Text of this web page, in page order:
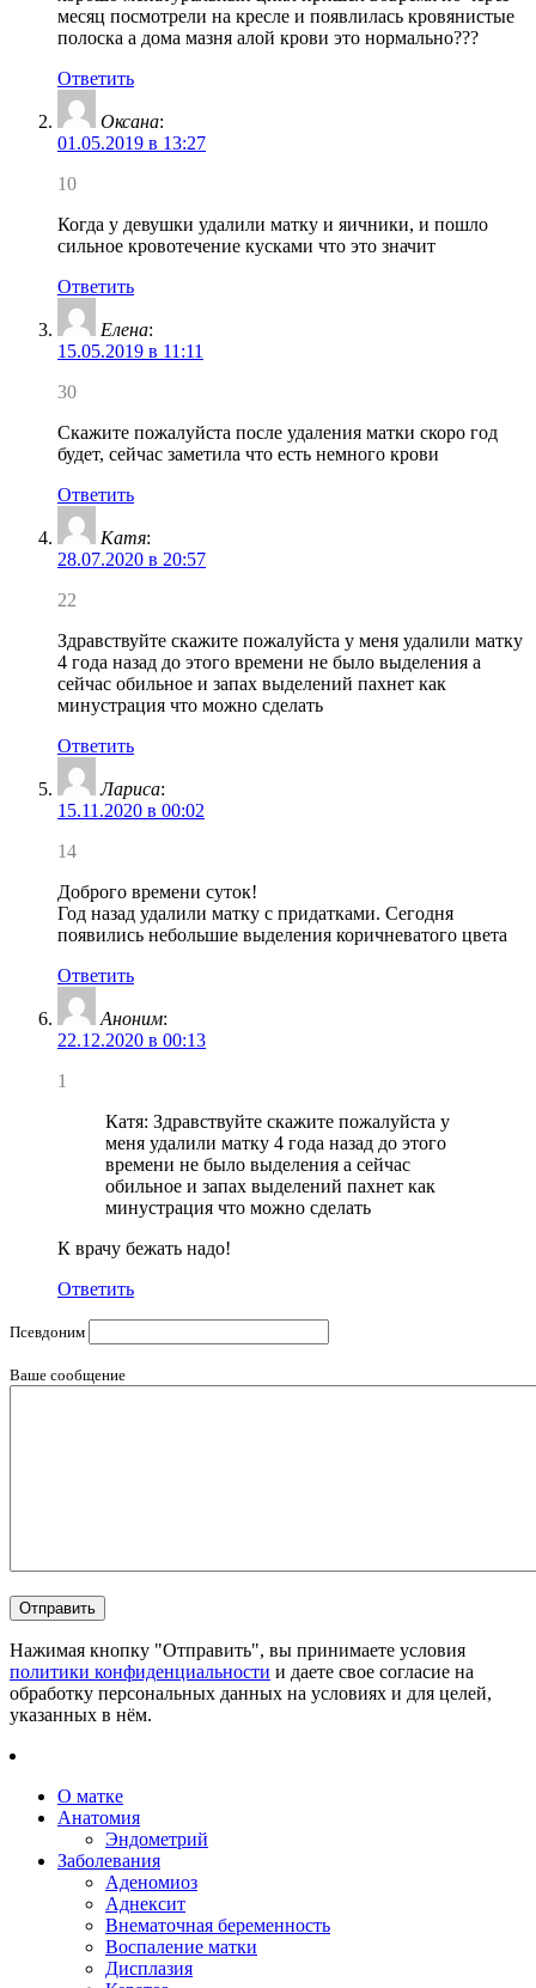
месяц посмотрели на кресле и появлилась кровянистые
полоска а дома мазня алой крови это нормально???
Ответить
Оксана:
01.05.2019 в 13:27
10
Когда у девушки удалили матку и яичники, и пошло
сильное кровотечение кусками что это значит
Ответить
Елена:
15.05.2019 в 11:11
30
Скажите пожалуйста после удаления матки скоро год
будет, сейчас заметила что есть немного крови
Ответить
Катя:
28.07.2020 в 20:57
22
Здравствуйте скажите пожалуйста у меня удалили матку
4 года назад до этого времени не было выделения а
сейчас обильное и запах выделений пахнет как
минустрация что можно сделать
Ответить
Лариса:
15.11.2020 в 00:02
14
Доброго времени суток!
Год назад удалили матку с придатками. Сегодня
появились небольшие выделения коричневатого цвета
Ответить
Аноним:
22.12.2020 в 00:13
1
Катя: Здравствуйте скажите пожалуйста у
меня удалили матку 4 года назад до этого
времени не было выделения а сейчас
обильное и запах выделений пахнет как
минустрация что можно сделать
К врачу бежать надо!
Ответить
Псевдоним
Ваше сообщение
Нажимая кнопку "Отправить", вы принимаете условия
политики конфиденциальности и даете свое согласие на
обработку персональных данных на условиях и для целей,
указанных в нём.
О матке
Анатомия
Эндометрий
Заболевания
Аденомиоз
Аднексит
Внематочная беременность
Воспаление матки
Дисплазия